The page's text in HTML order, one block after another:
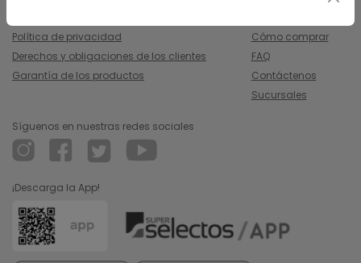
Política de privacidad
Derechos y obligaciones de los clientes
Garantía de los productos
Cómo comprar
FAQ
Contáctenos
Sucursales
Síguenos en nuestras redes sociales
¡Descarga la App!